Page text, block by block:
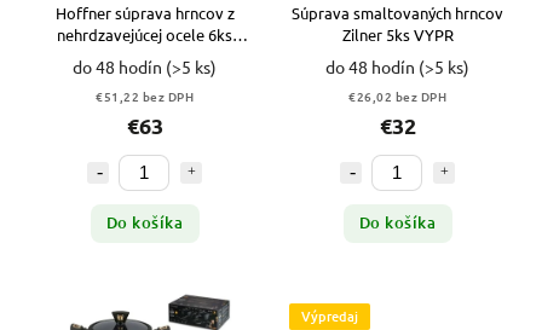
Hoffner súprava hrncov z
nehrdzavejúcej ocele 6ks
VYPR
do 48 hodín (>5 ks)
€51,22 bez DPH
€63
Do košíka
Súprava smaltovaných hrncov
Zilner 5ks VYPR
do 48 hodín (>5 ks)
€26,02 bez DPH
€32
Do košíka
Výpredaj